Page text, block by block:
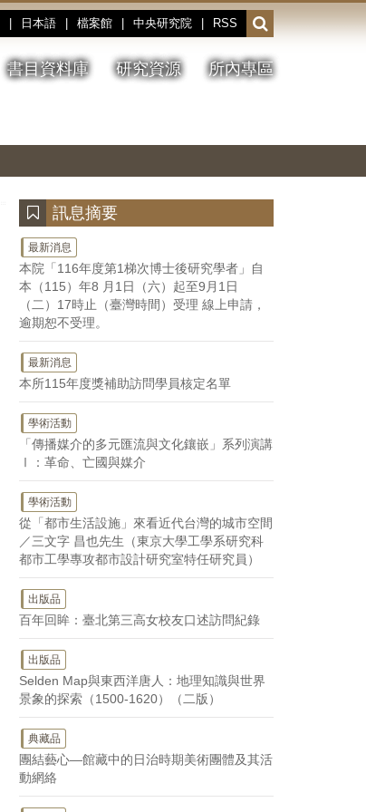
日本語 檔案館 中央研究院 RSS
開
啟
或
收
書目資料庫 研究資源 所內專區
停、
圖
圖
結
訊息摘要
最新消息
本院「116年度第1梯次博士後研究學者」自
本（115）年8 月1日（六）起至9月1日
（二）17時止（臺灣時間）受理 線上申請，
逾期恕不受理。
最新消息
本所115年度獎補助訪問學員核定名單
學術活動
「傳播媒介的多元匯流與文化鑲嵌」系列演講
Ⅰ：革命、亡國與媒介
學術活動
從「都市生活設施」來看近代台灣的城市空間
／三文字 昌也先生（東京大學工學系研究科
都市工學專攻都市設計研究室特任研究員）
出版品
百年回眸：臺北第三高女校友口述訪問紀錄
出版品
Selden Map與東西洋唐人：地理知識與世界
景象的探索（1500-1620）（二版）
典藏品
團結藝心—館藏中的日治時期美術團體及其活
動網絡